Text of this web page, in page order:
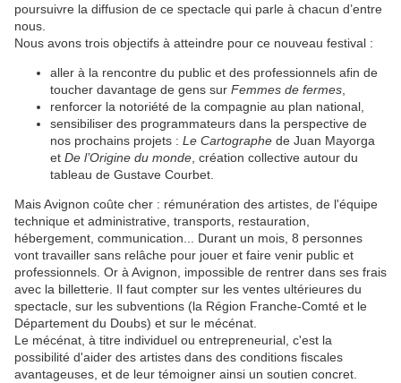
poursuivre la diffusion de ce spectacle qui parle à chacun d’entre
nous.
Nous avons trois objectifs à atteindre pour ce nouveau festival :
aller à la rencontre du public et des professionnels afin de
toucher davantage de gens sur Femmes de fermes
renforcer la notoriété de la compagnie au plan national,
sensibiliser des programmateurs dans la perspective de
nos prochains projets : Le Cartographe de Juan Mayorga
et De l’Origine du monde , création collective autour du
tableau de Gustave Courbet.
Mais Avignon coûte cher : rémunération des artistes, de l'équipe
technique et administrative, transports, restauration,
hébergement, communication... Durant un mois, 8 personnes
vont travailler sans relâche pour jouer et faire venir public et
professionnels. Or à Avignon, impossible de rentrer dans ses frais
avec la billetterie. Il faut compter sur les ventes ultérieures du
spectacle, sur les subventions (la Région Franche-Comté et le
Département du Doubs) et sur le mécénat.
Le mécénat, à titre individuel ou entrepreneurial, c'est la
possibilité d'aider des artistes dans des conditions fiscales
avantageuses, et de leur témoigner ainsi un soutien concret.